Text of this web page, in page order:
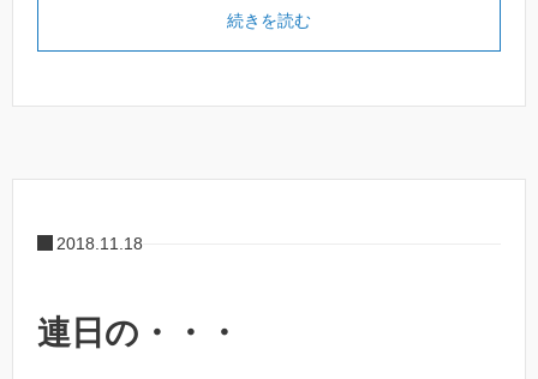
続きを読む
2018.11.18
連日の・・・